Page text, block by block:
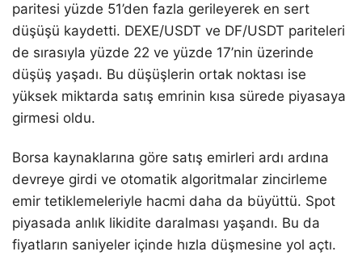
paritesi yüzde 51’den fazla gerileyerek en sert
düşüşü kaydetti. DEXE/USDT ve DF/USDT pariteleri
de sırasıyla yüzde 22 ve yüzde 17’nin üzerinde
düşüş yaşadı. Bu düşüşlerin ortak noktası ise
yüksek miktarda satış emrinin kısa sürede piyasaya
girmesi oldu.
Borsa kaynaklarına göre satış emirleri ardı ardına
devreye girdi ve otomatik algoritmalar zincirleme
emir tetiklemeleriyle hacmi daha da büyüttü. Spot
piyasada anlık likidite daralması yaşandı. Bu da
fiyatların saniyeler içinde hızla düşmesine yol açtı.